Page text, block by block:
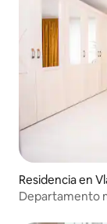
Residencia en
Departamento